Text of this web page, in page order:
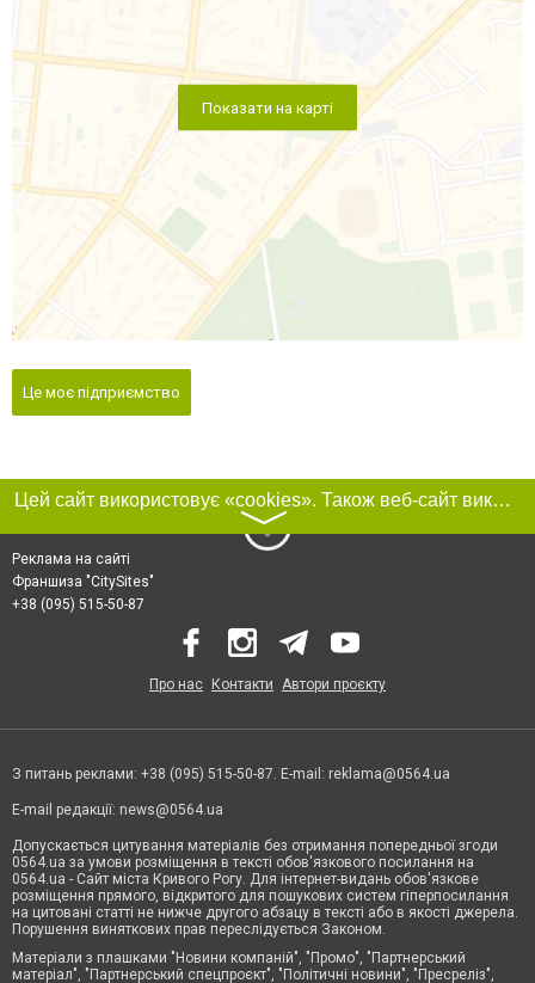
Показати на карті
Це моє підприємство
Цей сайт використовує «cookies». Також веб-сайт використовує інтернет-сервіс для збору технічних даних стосовно відвідувачів з метою отримання маркетингової та статистичної інформації. Умови обробки даних відвідувачів сайту див.
〉
Реклама на сайті
Франшиза "CitySites"
+38 (095) 515-50-87
Про нас Контакти Автори проєкту
З питань реклами: +38 (095) 515-50-87. E-mail: reklama@0564.ua
E-mail редакції: news@0564.ua
Допускається цитування матеріалів без отримання попередньої згоди
0564.ua за умови розміщення в тексті обов'язкового посилання на
0564.ua - Сайт міста Кривого Рогу. Для інтернет-видань обов'язкове
розміщення прямого, відкритого для пошукових систем гіперпосилання
на цитовані статті не нижче другого абзацу в тексті або в якості джерела.
Порушення виняткових прав переслідується Законом.
Матеріали з плашками "Новини компаній", "Промо", "Партнерський
матеріал", "Партнерський спецпроєкт", "Політичні новини", "Пресреліз",